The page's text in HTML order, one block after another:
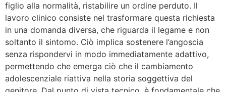
figlio alla normalità, ristabilire un ordine perduto. Il
lavoro clinico consiste nel trasformare questa richiesta
in una domanda diversa, che riguarda il legame e non
soltanto il sintomo. Ciò implica sostenere l’angoscia
senza rispondervi in modo immediatamente adattivo,
permettendo che emerga ciò che il cambiamento
adolescenziale riattiva nella storia soggettiva del